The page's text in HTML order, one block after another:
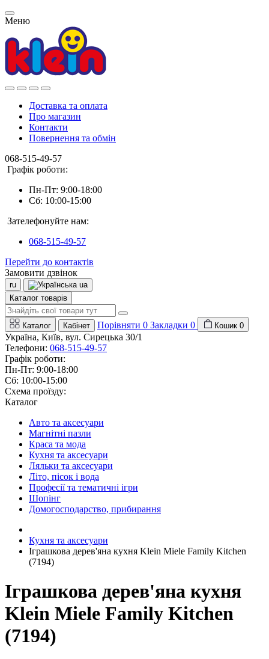
Меню
Доставка та оплата
Про магазин
Контакти
Повернення та обмін
068-515-49-57
Графік роботи:
Пн-Пт: 9:00-18:00
Сб: 10:00-15:00
Зателефонуйте нам:
068-515-49-57
Перейти до контактів
Замовити дзвінок
ru
ua
Каталог товарів
Каталог Кабінет Порівняти 0 Закладки 0 Кошик 0
Україна, Київ, вул. Сирецька 30/1
Телефони: 068-515-49-57
Графік роботи:
Пн-Пт: 9:00-18:00
Сб: 10:00-15:00
Схема проїзду:
Каталог
Авто та аксесуари
Магнітні пазли
Краса та мода
Кухня та аксесуари
Ляльки та аксесуари
Літо, пісок і вода
Професії та тематичні ігри
Шопінг
Домогосподарство, прибирання
Кухня та аксесуари
Іграшкова дерев'яна кухня Klein Miele Family Kitchen
(7194)
Іграшкова дерев'яна кухня
Klein Miele Family Kitchen
(7194)